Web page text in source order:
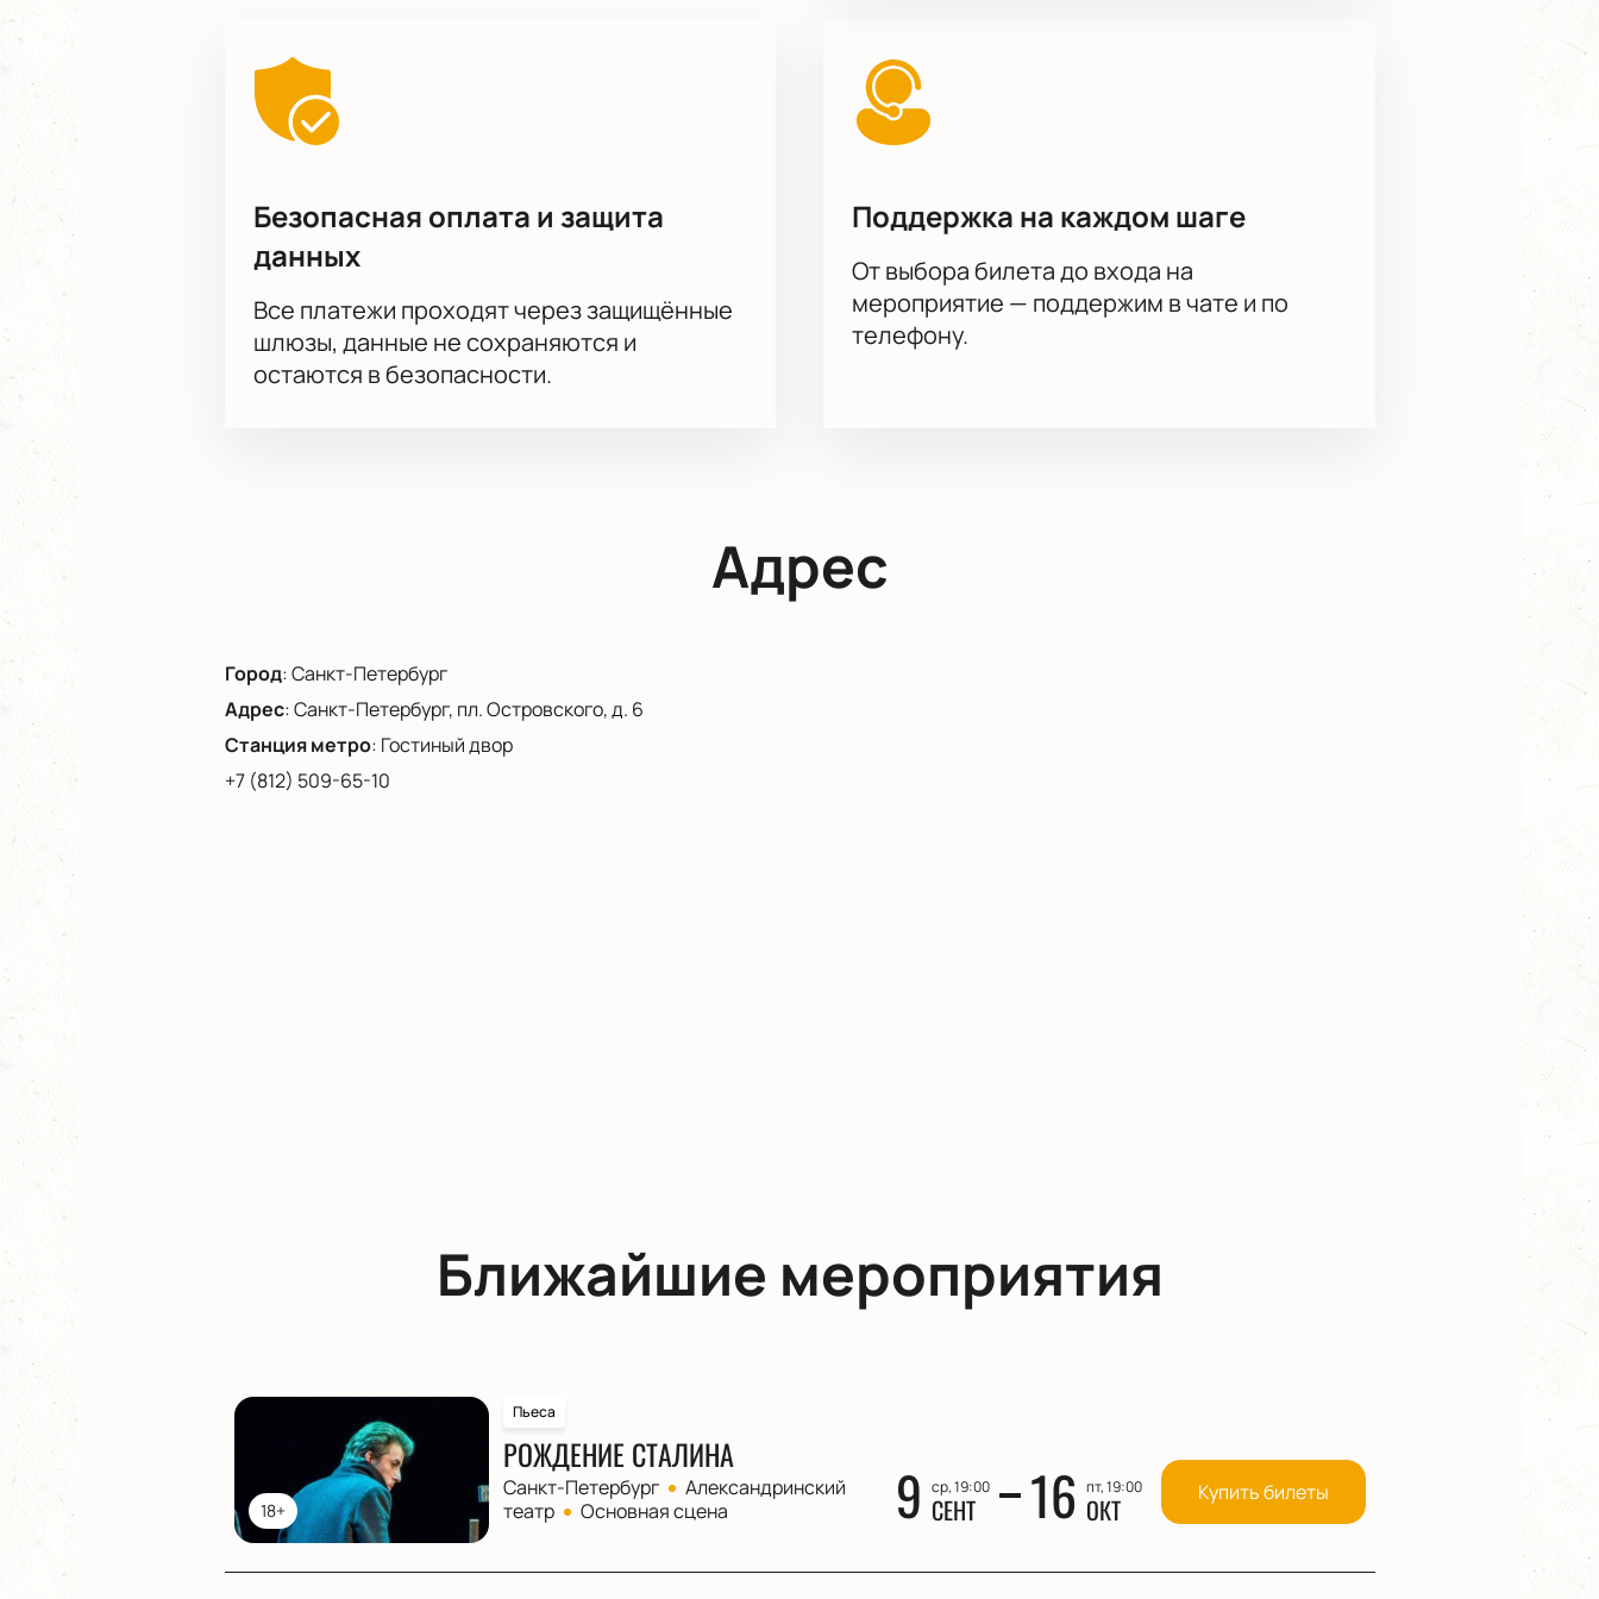
Безопасная оплата и защита
данных
Все платежи проходят через защищённые
шлюзы, данные не сохраняются и
остаются в безопасности.
Поддержка на каждом шаге
От выбора билета до входа на
мероприятие — поддержим в чате и по
телефону.
Адрес
Город:Санкт-Петербург
Адрес:Санкт-Петербург, пл. Островского, д. 6
Станция метро: Гостиный двор
+7 (812) 509-65-10
Ближайшие мероприятия
18+
Пьеса
РОЖДЕНИЕ СТАЛИНА
Санкт-Петербург
Александринский
театр
Основная сцена 9 ср, 19:00
СЕНТ 16 пт, 19:00
ОКТ Купить билеты